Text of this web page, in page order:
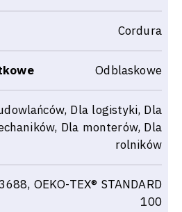
Cordura
Odblaskowe
Dla logistyki, Dla
Dla monterów, Dla
rolników
OEKO-TEX® STANDARD
100